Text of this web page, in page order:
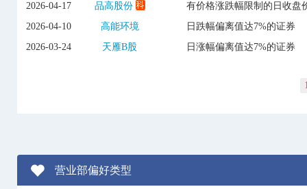
2026-04-17
品高股份
有价格涨跌幅限制的日收盘
2026-04-10
高能环境
日跌幅偏离值达7%的证券
2026-03-24
天雁B股 日涨幅偏离值达7%的证券
营业部偏好类型